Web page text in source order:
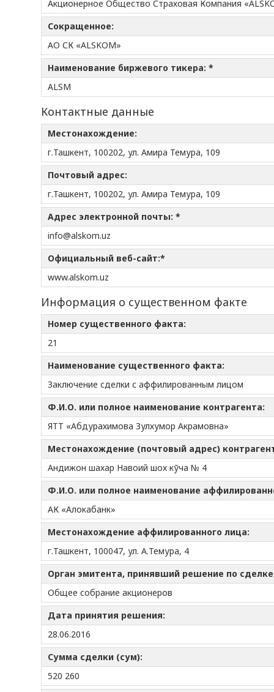
Акционерное Общество Страховая Компания
Сокращенное:
АО СК «ALSKOM»
Наименование биржевого тикера: *
ALSM
Контактные данные
Местонахождение:
г.Ташкент, 100202, ул. Амира Темура, 109
Почтовый адрес:
г.Ташкент, 100202, ул. Амира Темура, 109
Адрес электронной почты: *
info@alskom.uz
Официальный веб-сайт:*
www.alskom.uz
Информация о существенном факте
Номер существенного факта:
21
Наименование существенного факта:
Заключение сделки с аффилированным лицом
Ф.И.О. или полное наименование контрагента:
ЯТТ «Абдурахимова Зулхумор Акрамовна»
Местонахождение (почтовый адрес)
Андижон шахар Навоий шох кўча № 4
Ф.И.О. или полное наименование
АК «Алокабанк»
Местонахождение аффилированного лица:
г.Ташкент, 100047, ул. А.Темура, 4
Орган эмитента, принявший решение по
Общее собрание акционеров
Дата принятия решения:
28.06.2016
Сумма сделки (сум):
520 260